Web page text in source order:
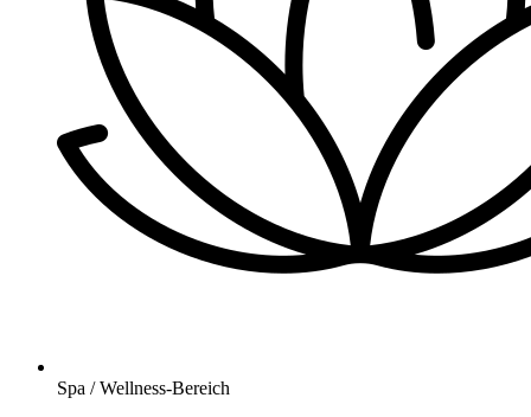
Spa / Wellness-Bereich